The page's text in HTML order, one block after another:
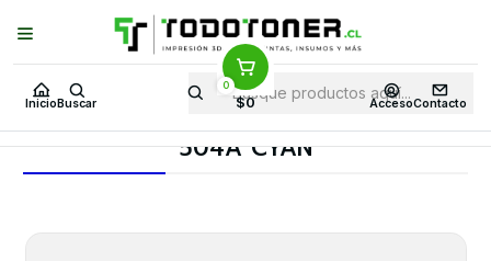
Inicio Buscar
0
$0 AccesoContacto
Puedes Elegir: Comprar enTienda· Despachoa Todo Chile · Retiro en
Tienda en24 Horas
Inicio Toner y tambor Toner Alternativo HP Insumos HP
504A CYAN
504A CYAN